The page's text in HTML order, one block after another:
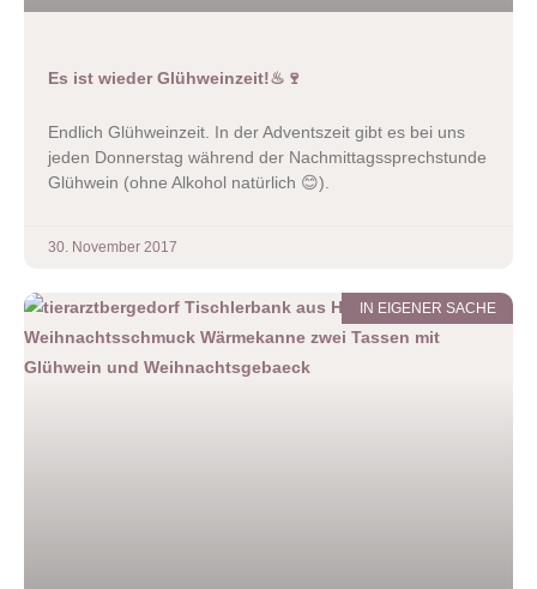
Es ist wieder Glühweinzeit!♨🍷
Endlich Glühweinzeit. In der Adventszeit gibt es bei uns
jeden Donnerstag während der Nachmittagssprechstunde
Glühwein (ohne Alkohol natürlich 😊).
30. November 2017
IN EIGENER SACHE